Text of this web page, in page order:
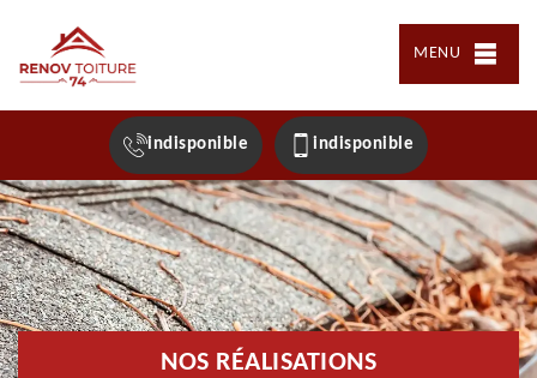
MENU
indisponible indisponible
NOS RÉALISATIONS